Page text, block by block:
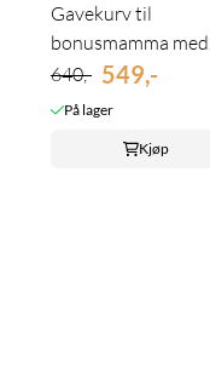
Gavekurv til
bonusmamma med
personlig bamse - ...
640,- 549,-
På lager
Kjøp